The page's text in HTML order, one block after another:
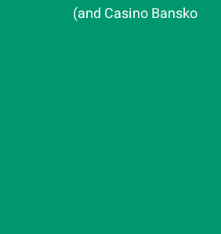
and Casino Bansko)